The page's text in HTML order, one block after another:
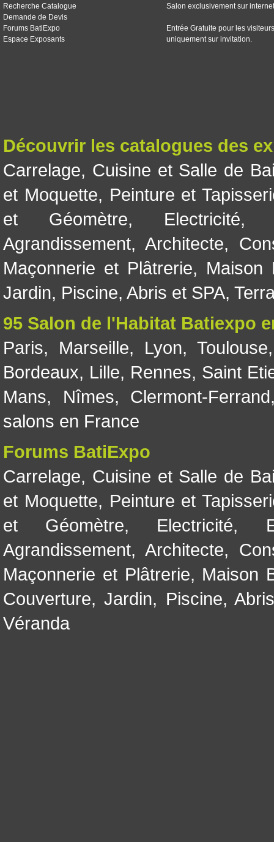
Recherche Catalogue
Demande de Devis
Forums BatiExpo
Espace Exposants
Salon exclusivement sur internet
Entrée Gratuite pour les visiteurs
uniquement sur invitation.
Découvrir les catalogues des
Carrelage, Cuisine et Salle de
et Moquette, Peinture et
et Géomètre, Electricité
Agrandissement, Architecte,
Maçonnerie et Plâtrerie, Maison
Jardin, Piscine, Abris et SPA,
95 Salon de l'Habitat Batiexpo
Paris, Marseille, Lyon, Toulouse
Bordeaux, Lille, Rennes, Saint
Mans, Nîmes, Clermont-Ferrand
salons en France
Forums BatiExpo
Carrelage, Cuisine et Salle de
et Moquette, Peinture et
et Géomètre, Electricité,
Agrandissement, Architecte,
Maçonnerie et Plâtrerie, Maison
Couverture,Jardin, Piscine,
Véranda